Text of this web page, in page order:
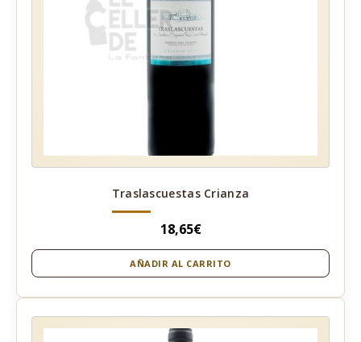
Traslascuestas Crianza
18,65€
AÑADIR AL CARRITO